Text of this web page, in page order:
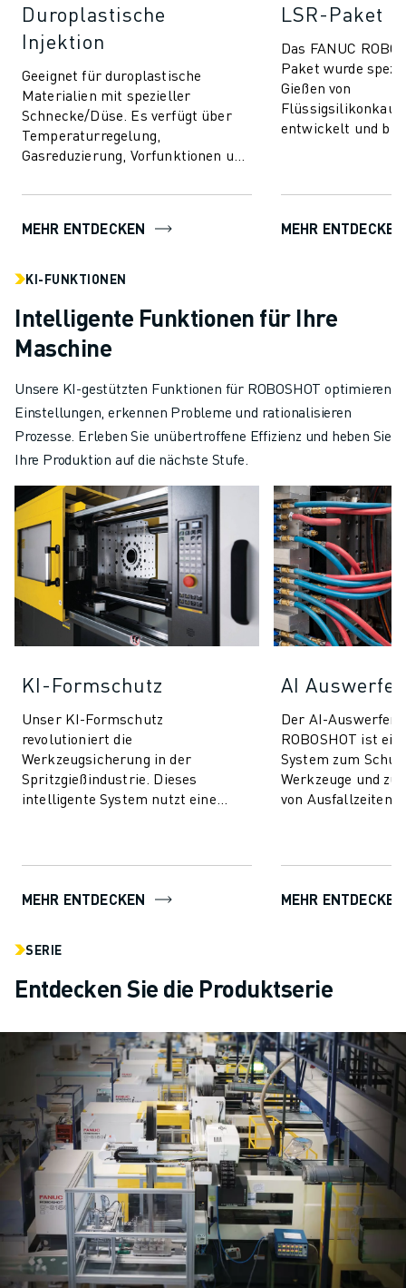
Duroplastische
Injektion
Geeignet für duroplastische
Materialien mit spezieller
Schnecke/Düse. Es verfügt über
Temperaturregelung,
Gasreduzierung, Vorfunktionen und
Prozessstabilität und Qualit...
MEHR ENTDECKEN
LSR-Paket
Das FANUC
Paket wurde
Gießen von
entwickelt und
MEHR ENTDECKEN
KI-FUNKTIONEN
Intelligente Funktionen für Ihre
Maschine
Unsere KI-gestützten Funktionen für ROBOSHOT optimieren
Einstellungen, erkennen Probleme und rationalisieren
Prozesse. Erleben Sie unübertroffene Effizienz und heben Sie
Ihre Produktion auf die nächste Stufe.
KI-Formschutz
Unser KI-Formschutz
revolutioniert die
Werkzeugsicherung in der
Spritzgießindustrie. Dieses
intelligente System nutzt eine
MEHR ENTDECKEN
AI
Der AI-
ROBOSHOT ist
System zum
Werkzeuge und
von Ausfallzeiten.
MEHR ENTDECKEN
SERIE
Entdecken Sie die Produktserie